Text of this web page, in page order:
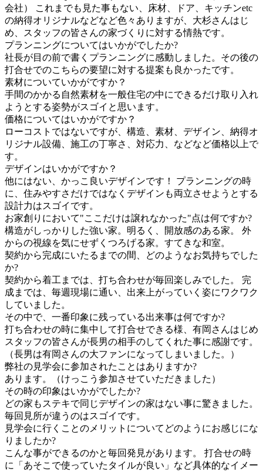
会社） これまでも見た事もない、床材、ドア、キッチンetc
の納得オリジナルなどなど色々ありますが、大杉さんはじ
め、スタッフの皆さんの家づくりに対する情熱です。
プランニングについてはいかがでしたか?
社長が目の前で書くプランニングに感動しました。その後の
打合せでのこちらの要望に対する提案も良かったです。
素材についていかがですか？
手間のかかる自然素材を一般住宅の中にできるだけ取り入れ
ようとする姿勢がスゴイと思います。
価格についてはいかがですか？
ローコストではないですが、構造、素材、デザイン、納得オ
リジナル設備、施工の丁寧さ、対応力、などなど価格以上で
す。
デザインはいかがですか？
他にはない、かっこ良いデザインです！ プランニングの時
に、住みやすさだけではなくデザインも両立させようとする
設計力はスゴイです。
お家創りにおいて"ここだけは譲れなかった"点は何ですか?
構造がしっかりした強い家。明るく、開放感のある家。 外
からの視線を気にせずくつろげる家。すてきな和室。
契約から完成にいたるまでの間、どのようなお気持ちでした
か?
契約から着工までは、打ち合わせが毎回楽しみでした。 完
成までは、毎週現場に通い、出来上がっていく姿にワクワク
していました。
その中で、一番印象に残っている出来事は何ですか?
打ち合わせの時に集中して打合せできる様、有岡さんはじめ
スタッフの皆さんが長男の相手のしてくれた事に感謝です。
（長男は有岡さんの大ファンになってしまいました。）
弊社の見学会に参加されたことはありますか?
あります。（けっこう参加させていただきました）
その時の印象はいかがでしたか?
どの家もステキで同じデザインの家はない事に驚きました。
毎回見所が違うのはスゴイです。
見学会に行くことのメリットについてどのようにお感じにな
りましたか?
こんな事ができるのかと毎回発見があります。 打合せの時
に「あそこで使っていたタイルが良い」など具体的なイメー